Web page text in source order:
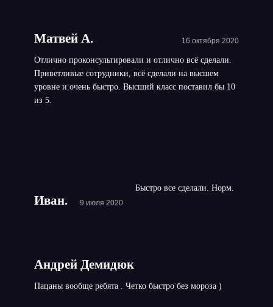
Матвей А. 16 октября 2020
Отлично проконсультировали и отлично всё сделали.
Приветливые сотрудники, всё сделали на высшем
уровне и очень быстро. Высший класс поставил бы 10
из 5.
Иван. 9 июля 2020
Быстро все сделали. Норм.
Андрей Демидюк
Пацаны вообще ребята . Четко быстро без мороза )